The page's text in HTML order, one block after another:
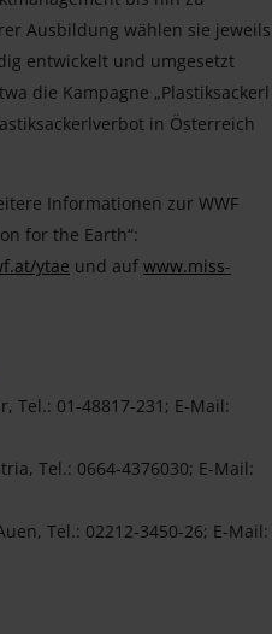
Ausbildung wählen sie jeweils
entwickelt und umgesetzt
die Kampagne „Plastiksackerl
in Österreich
Informationen zur WWF
for the Earth“:
ytae und auf www.miss-
Tel.: 01-48817-231; E-Mail:
Tel.: 0664-4376030; E-Mail:
Tel.: 02212-3450-26; E-Mail: